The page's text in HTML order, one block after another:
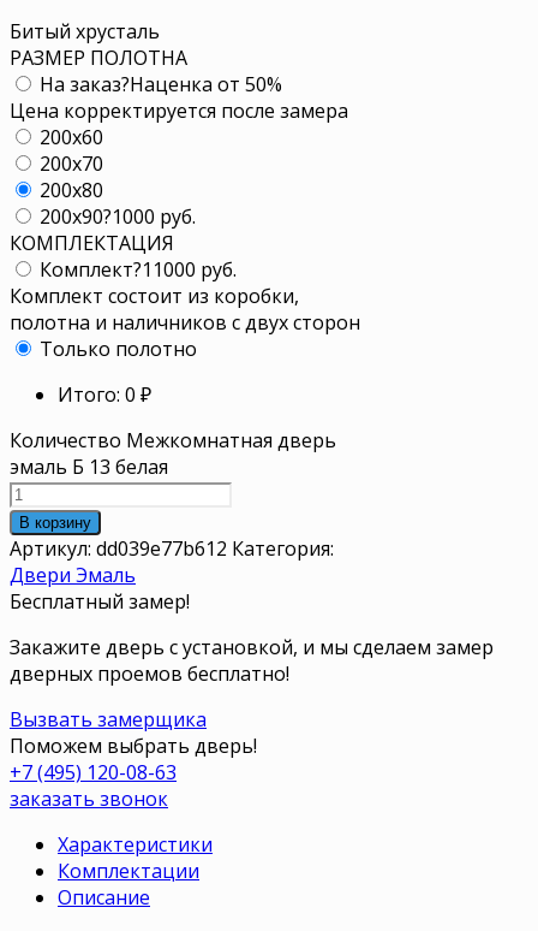
Битый хрусталь
РАЗМЕР ПОЛОТНА
На заказ?Наценка от 50%
Цена корректируется после замера
200x60
200x70
200x80
200x90?1000 руб.
КОМПЛЕКТАЦИЯ
Комплект?11000 руб.
Комплект состоит из коробки,
полотна и наличников с двух сторон
Только полотно
Итого: 0 ₽
Количество Межкомнатная дверь
эмаль Б 13 белая
В корзину
Артикул: dd039e77b612 Категория:
Двери Эмаль
Бесплатный замер!
Закажите дверь с установкой, и мы сделаем замер
дверных проемов бесплатно!
Вызвать замерщика
Поможем выбрать дверь!
+7 (495) 120-08-63
заказать звонок
Характеристики
Комплектации
Описание